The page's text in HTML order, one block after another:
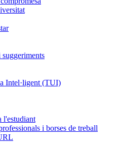
Intel·ligent (TUI)
l'estudiant
i borses de treball